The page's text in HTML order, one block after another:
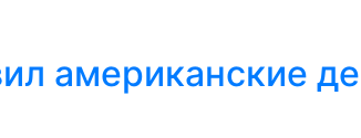
американские